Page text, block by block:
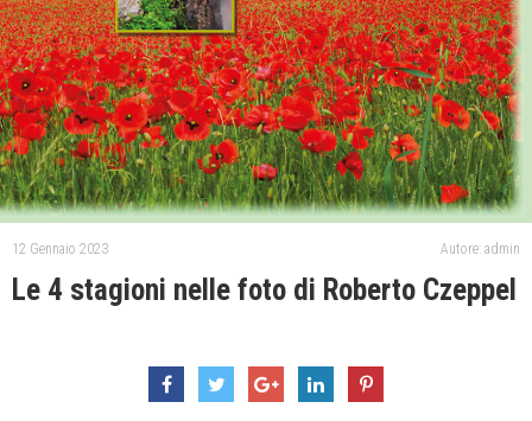
12 Gennaio 2023 Autore: admin
Le 4 stagioni nelle foto di Roberto Czeppel